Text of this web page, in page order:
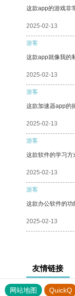
这款app的游戏非
2025-02-13
游客
这款app就像我的
2025-02-13
游客
这款加速器app的
2025-02-13
游客
这款软件的学习方
2025-02-13
游客
这款办公软件的功
2025-02-13
友情链接
网站地图 QuickQ